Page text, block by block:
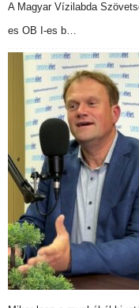
A Magyar Vízilabda
es OB I-es b…